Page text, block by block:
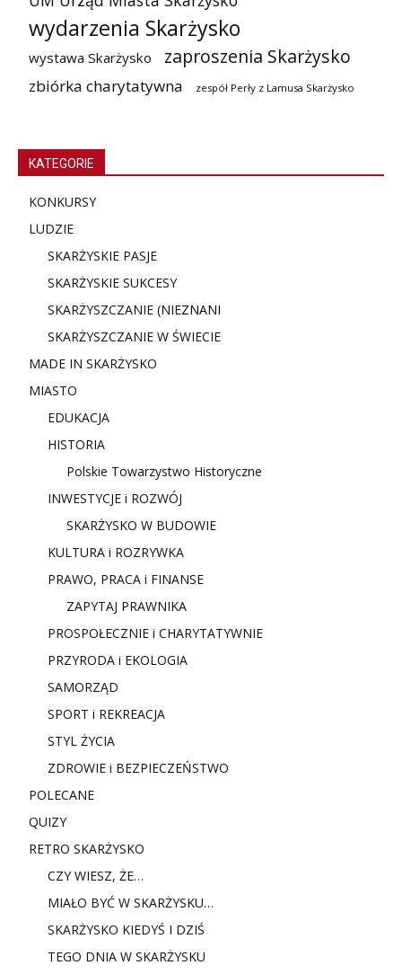
wydarzenia Skarżysko
wystawa Skarżysko zaproszenia Skarżysko
zbiórka charytatywna zespół Perły z Lamusa Skarżysko
KATEGORIE
KONKURSY
LUDZIE
SKARŻYSKIE PASJE
SKARŻYSKIE SUKCESY
SKARŻYSZCZANIE (NIEZNANI
SKARŻYSZCZANIE W ŚWIECIE
MADE IN SKARŻYSKO
MIASTO
EDUKACJA
HISTORIA
Polskie Towarzystwo Historyczne
INWESTYCJE i ROZWÓJ
SKARŻYSKO W BUDOWIE
KULTURA i ROZRYWKA
PRAWO, PRACA i FINANSE
ZAPYTAJ PRAWNIKA
PROSPOŁECZNIE i CHARYTATYWNIE
PRZYRODA i EKOLOGIA
SAMORZĄD
SPORT i REKREACJA
STYL ŻYCIA
ZDROWIE i BEZPIECZEŃSTWO
POLECANE
QUIZY
RETRO SKARŻYSKO
CZY WIESZ, ŻE…
MIAŁO BYĆ W SKARŻYSKU…
SKARŻYSKO KIEDYŚ I DZIŚ
TEGO DNIA W SKARŻYSKU